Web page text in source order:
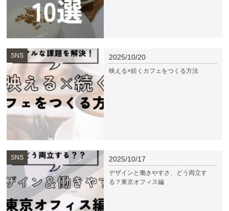
SNS 2025/10/20
映える×続くカフェをつくる方法
SNS 2025/10/17
デザインと働きやすさ、どう両立す
る？東京オフィス編